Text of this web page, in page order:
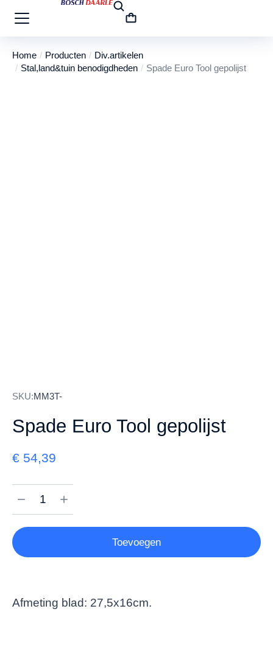
Je bent hier:
Home Producten
Div.artikelen
Stal,land&tuin benodigdheden
Spade Euro Tool gepolijst
SKU:MM3T-
Spade Euro Tool gepolijst
€ 54,39
Toevoegen
Afmeting blad: 27,5x16cm.